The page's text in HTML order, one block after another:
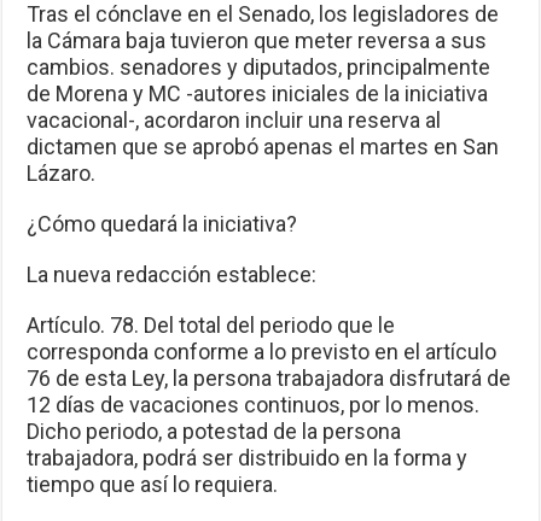
Tras el cónclave en el Senado, los legisladores de
la Cámara baja tuvieron que meter reversa a sus
cambios. senadores y diputados, principalmente
de Morena y MC -autores iniciales de la iniciativa
vacacional-, acordaron incluir una reserva al
dictamen que se aprobó apenas el martes en San
Lázaro.
¿Cómo quedará la iniciativa?
La nueva redacción establece:
Artículo. 78. Del total del periodo que le
corresponda conforme a lo previsto en el artículo
76 de esta Ley, la persona trabajadora disfrutará de
12 días de vacaciones continuos, por lo menos.
Dicho periodo, a potestad de la persona
trabajadora, podrá ser distribuido en la forma y
tiempo que así lo requiera.